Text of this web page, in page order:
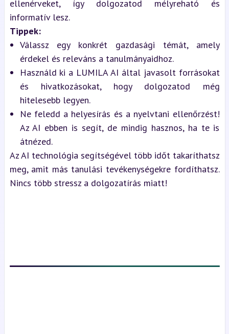
ellenérveket, így dolgozatod mélyreható és
informatív lesz.
Tippek:
Válassz egy konkrét gazdasági témát, amely
érdekel és releváns a tanulmányaidhoz.
Használd ki a LUMILA AI által javasolt forrásokat
és hivatkozásokat, hogy dolgozatod még
hitelesebb legyen.
Ne feledd a helyesírás és a nyelvtani ellenőrzést!
Az AI ebben is segít, de mindig hasznos, ha te is
átnézed.
Az AI technológia segítségével több időt takaríthatsz
meg, amit más tanulási tevékenységekre fordíthatsz.
Nincs több stressz a dolgozatírás miatt!